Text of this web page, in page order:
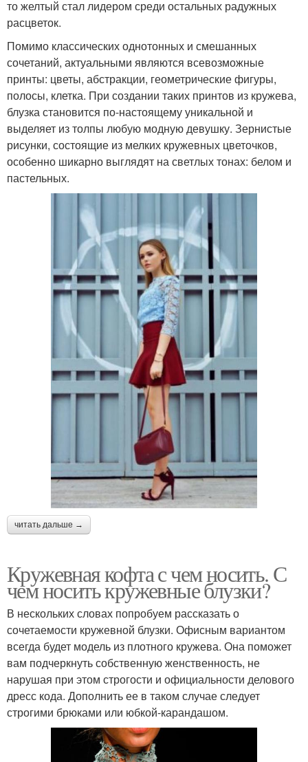
то желтый стал лидером среди остальных радужных
расцветок.
Помимо классических однотонных и смешанных
сочетаний, актуальными являются всевозможные
принты: цветы, абстракции, геометрические фигуры,
полосы, клетка. При создании таких принтов из кружева,
блузка становится по-настоящему уникальной и
выделяет из толпы любую модную девушку. Зернистые
рисунки, состоящие из мелких кружевных цветочков,
особенно шикарно выглядят на светлых тонах: белом и
пастельных.
читать дальше →
Кружевная кофта с чем носить. С
чем носить кружевные блузки?
В нескольких словах попробуем рассказать о
сочетаемости кружевной блузки. Офисным вариантом
всегда будет модель из плотного кружева. Она поможет
вам подчеркнуть собственную женственность, не
нарушая при этом строгости и официальности делового
дресс кода. Дополнить ее в таком случае следует
строгими брюками или юбкой-карандашом.